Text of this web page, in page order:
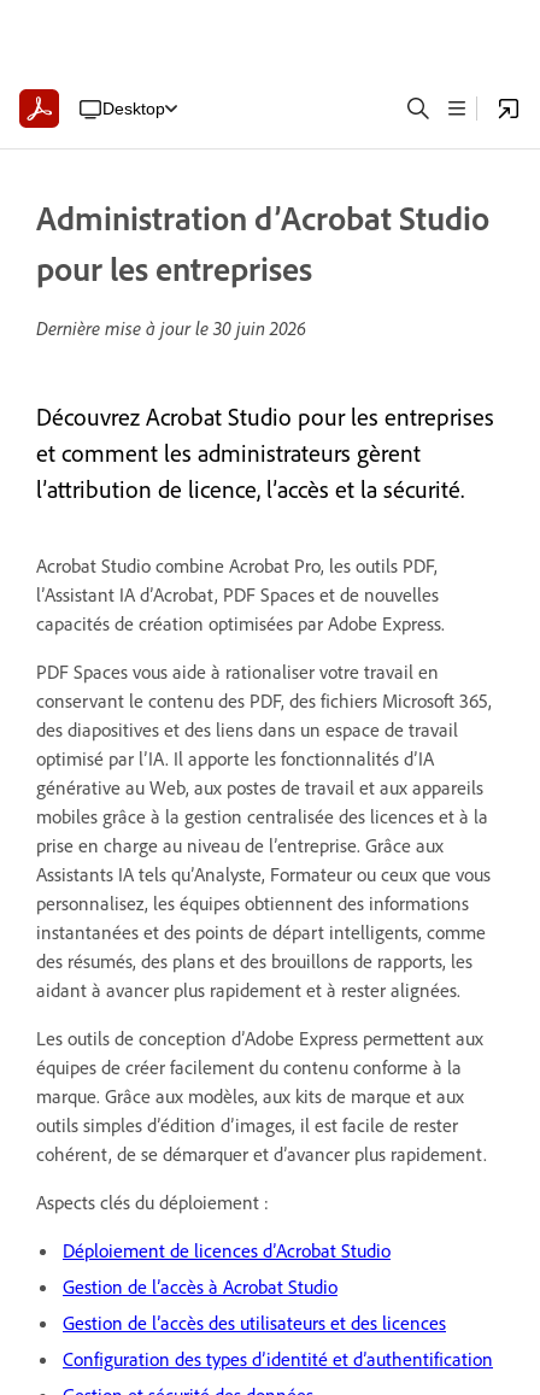
Desktop
Administration d’Acrobat Studio
pour les entreprises
Dernière mise à jour le 30 juin 2026
Découvrez Acrobat Studio pour les entreprises
et comment les administrateurs gèrent
l’attribution de licence, l’accès et la sécurité.
Acrobat Studio combine Acrobat Pro, les outils PDF,
l’Assistant IA d’Acrobat, PDF Spaces et de nouvelles
capacités de création optimisées par Adobe Express.
PDF Spaces vous aide à rationaliser votre travail en
conservant le contenu des PDF, des fichiers Microsoft 365,
des diapositives et des liens dans un espace de travail
optimisé par l’IA. Il apporte les fonctionnalités d’IA
générative au Web, aux postes de travail et aux appareils
mobiles grâce à la gestion centralisée des licences et à la
prise en charge au niveau de l’entreprise. Grâce aux
Assistants IA tels qu’Analyste, Formateur ou ceux que vous
personnalisez, les équipes obtiennent des informations
instantanées et des points de départ intelligents, comme
des résumés, des plans et des brouillons de rapports, les
aidant à avancer plus rapidement et à rester alignées.
Les outils de conception d’Adobe Express permettent aux
équipes de créer facilement du contenu conforme à la
marque. Grâce aux modèles, aux kits de marque et aux
outils simples d’édition d’images, il est facile de rester
cohérent, de se démarquer et d’avancer plus rapidement.
Aspects clés du déploiement :
Déploiement de licences d’Acrobat Studio
Gestion de l’accès à Acrobat Studio
Gestion de l’accès des utilisateurs et des licences
Configuration des types d’identité et d’authentification